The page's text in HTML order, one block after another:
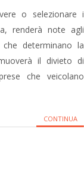
o selezionare i
renderà note agli
determinano la
il divieto di
che veicolano
CONTINUA